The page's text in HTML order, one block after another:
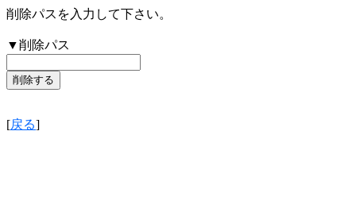
削除パスを入力して下さい。
▼削除パス
[戻る]